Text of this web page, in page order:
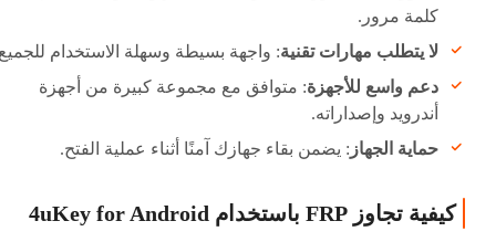
كلمة مرور.
لا يتطلب مهارات تقنية: واجهة بسيطة وسهلة الاستخدام
دعم واسع للأجهزة: متوافق مع مجموعة كبيرة من أجهزة
أندرويد وإصداراته.
حماية الجهاز : يضمن بقاء جهازك آمنًا أثناء عملية الفتح.
كيفية تجاوز FRP باستخدام 4uKey for Android